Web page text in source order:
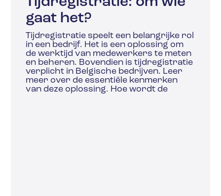
gaat het?
Tijdregistratie speelt een belangrijke rol
in een bedrijf. Het is een oplossing om
de werktijd van medewerkers te meten
en beheren. Bovendien is tijdregistratie
verplicht in Belgische bedrijven. Leer
meer over de essentiële kenmerken
van deze oplossing. Hoe wordt de